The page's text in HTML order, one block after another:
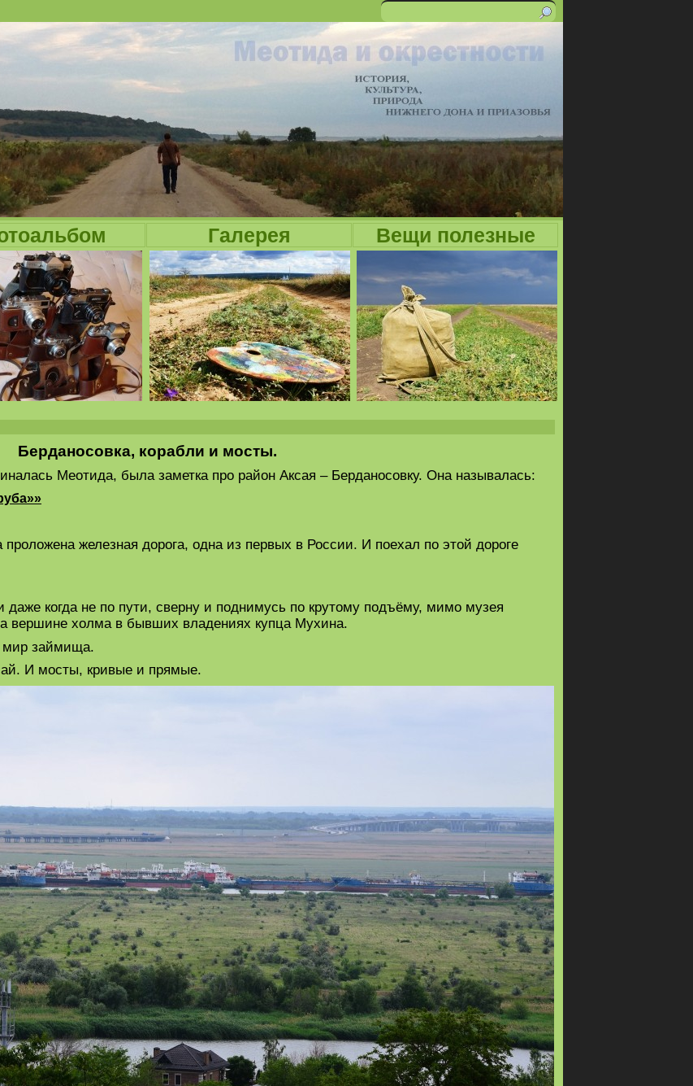
Форма
поиска
Поиск
Галерея Вещи полезные
Берданосовка, корабли и мосты.
Меотида, была заметка про район Аксая – Берданосовку. Она называлась:
железная дорога, одна из первых в России. И поехал по этой дороге
когда не по пути, сверну и поднимусь по крутому подъёму, мимо музея
вершине холма в бывших владениях купца Мухина.
мир займища.
И мосты, кривые и прямые.